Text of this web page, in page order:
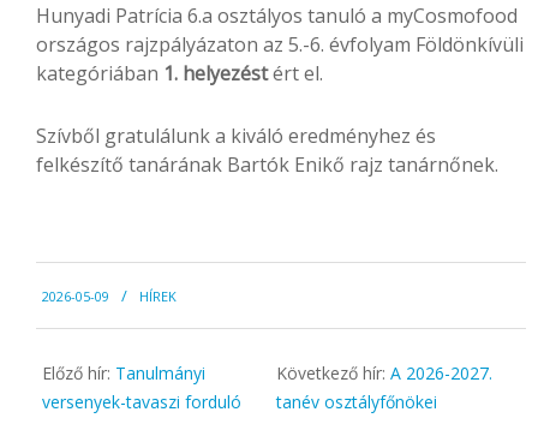
Hunyadi Patrícia 6.a osztályos tanuló a myCosmofood
országos rajzpályázaton az 5.-6. évfolyam Földönkívüli
kategóriában 1. helyezéstért el.
Szívből gratulálunk a kiváló eredményhez és
felkészítő tanárának Bartók Enikő rajz tanárnőnek.
05-
09
2026-05-09 HÍREK
Előző hír: Tanulmányi
versenyek-tavaszi forduló
Következő hír:A 2026-2027.
tanév osztályfőnökei